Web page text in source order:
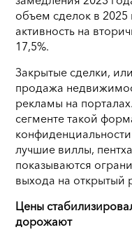
объем сделок в
активность на
17,5%.
Закрытые сделки,
продажа
рекламы на
сегменте такой
лучшие виллы,
показываются
выхода на открытый
Цены
дорожают